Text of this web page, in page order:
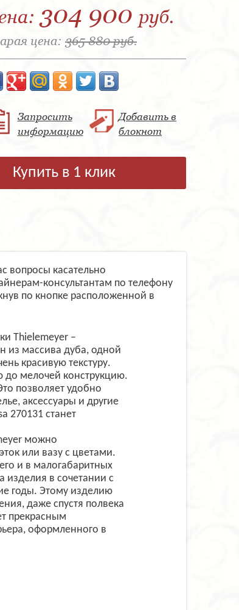
304 900 руб.
цена: 365 880 руб.
Запросить
информацию
Добавить в
блокнот
Купить в 1 клик
вопросы касательно
консультантам по телефону
по кнопке расположенной в
Thielemeyer –
из массива дуба, одной
красивую текстуру.
до мелочей конструкцию.
позволяет удобно
аксессуары и другие
270131 станет
можно
или вазу с цветами.
и в малогабаритных
в сочетании с
годы. Этому изделию
даже спустя полвека
прекрасным
оформленного в